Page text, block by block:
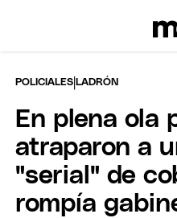
POLICIALES |LADRÓN
En plena ola
atraparon a
"serial" de
rompía